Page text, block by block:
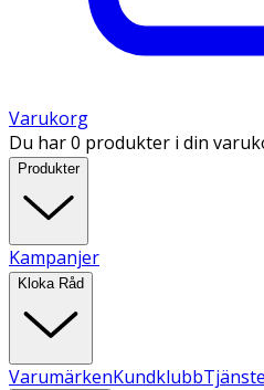
Varukorg
Du har 0 produkter i din
Produkter
Kampanjer
Kloka Råd
VarumärkenKundklubb